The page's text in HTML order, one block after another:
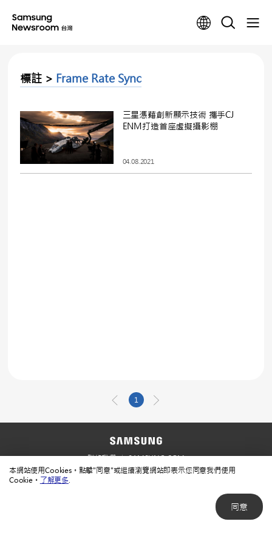
本網站使用Cookies。點擊"同意"或繼續瀏覽網站即表示您同意我們使用
Cookie。 了解更多
同意
標註 > Frame Rate Sync
三星憑藉創新顯示技術 攜手CJ
ENM打造首座虛擬攝影棚
04.08.2021
1
聯絡我們
SAMSUNG.COM
使用規範
隱私規範